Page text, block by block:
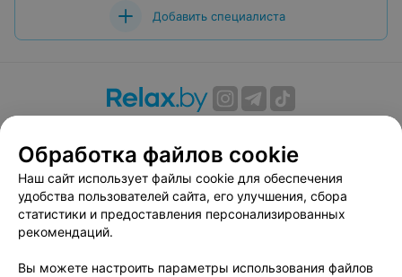
Добавить специалиста
Вакансии
Публичный договор
Способы оплаты
Публичный договор по использованию сервиса
«Афиша»
Пользовательское соглашение
Связаться по вопросам сотрудничества
Обработка файлов cookie
Наш сайт использует файлы cookie для обеспечения
удобства пользователей сайта, его улучшения, сбора
статистики и предоставления персонализированных
рекомендаций.
Вы можете настроить параметры использования файлов